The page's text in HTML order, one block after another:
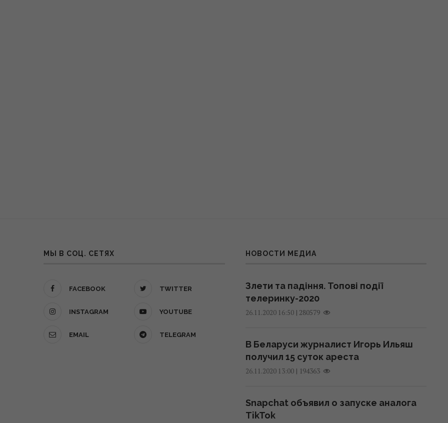
МЫ В СОЦ. СЕТЯХ
FACEBOOK TWITTER
INSTAGRAM YOUTUBE
EMAIL TELEGRAM
НОВОСТИ МЕДИА
Злети та падіння. Топові події
телеринку-2020
26.11.2020 16:50| 280579
В Беларуси журналист Игорь Ильяш
получил 15 суток ареста
26.11.2020 13:00| 194363
Snapchat объявил о запуске аналога
TikTok